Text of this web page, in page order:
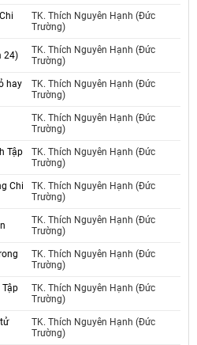
TK. Thích Nguyên Hạnh (Đức
Trường)
24)
TK. Thích Nguyên Hạnh (Đức
Trường)
hay
TK. Thích Nguyên Hạnh (Đức
Trường)
TK. Thích Nguyên Hạnh (Đức
Trường)
Tập
TK. Thích Nguyên Hạnh (Đức
Trường)
Chi
TK. Thích Nguyên Hạnh (Đức
Trường)
TK. Thích Nguyên Hạnh (Đức
Trường)
TK. Thích Nguyên Hạnh (Đức
Trường)
TK. Thích Nguyên Hạnh (Đức
Trường)
TK. Thích Nguyên Hạnh (Đức
Trường)